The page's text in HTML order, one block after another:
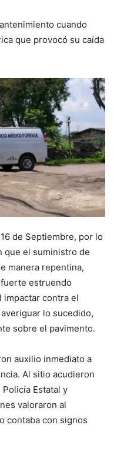
cuando
que provocó su caída
de Septiembre, por lo
que el suministro de
manera repentina,
estruendo
impactar contra el
lo sucedido,
sobre el pavimento.
auxilio inmediato a
Al sitio acudieron
Estatal y
valoraron al
contaba con signos